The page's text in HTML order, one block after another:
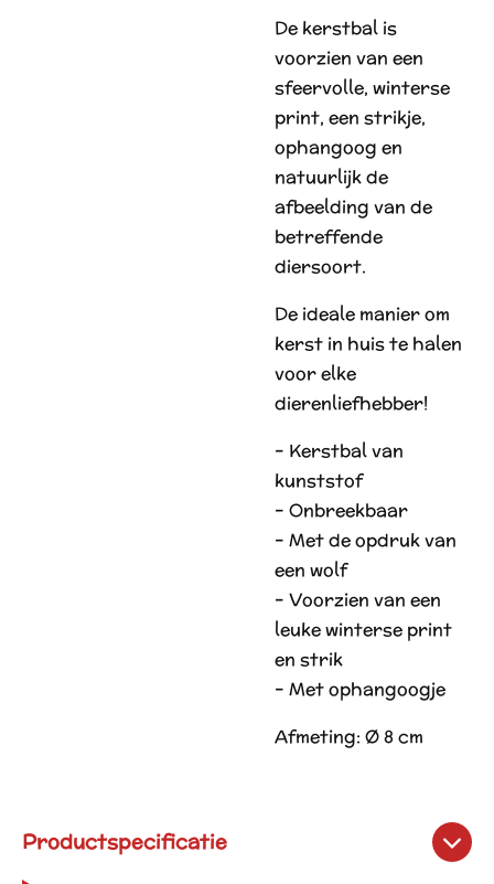
De kerstbal is
voorzien van een
sfeervolle, winterse
print, een strikje,
ophangoog en
natuurlijk de
afbeelding van de
betreffende
diersoort.
De ideale manier om
kerst in huis te halen
voor elke
dierenliefhebber!
– Kerstbal van
kunststof
– Onbreekbaar
– Met de opdruk van
een wolf
– Voorzien van een
leuke winterse print
en strik
– Met ophangoogje
Afmeting: Ø 8 cm
Productspecificatie